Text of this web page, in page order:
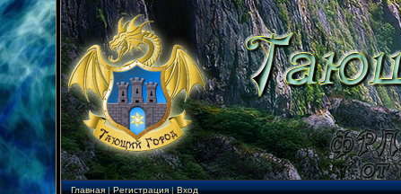
Главная|Регистрация|Вход